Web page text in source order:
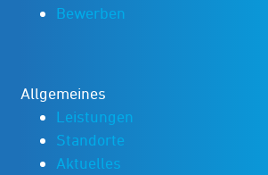
Bewerben
Allgemeines
Leistungen
Standorte
Aktuelles